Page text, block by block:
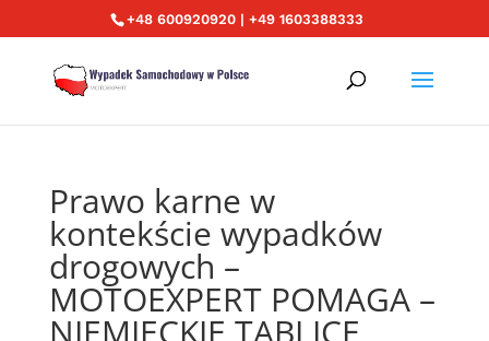
+48 600920920 | +49 1603388333
Prawo karne w
kontekście wypadków
drogowych –
MOTOEXPERT POMAGA –
NIEMIECKIE TABLICE